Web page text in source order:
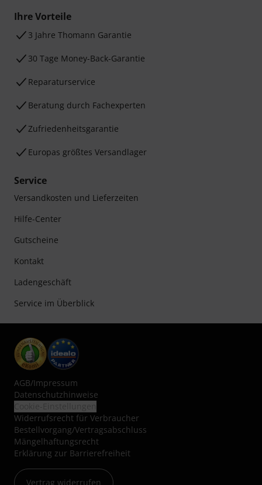
Ihre Vorteile
3 Jahre Thomann Garantie
30 Tage Money-Back-Garantie
Reparaturservice
Beratung durch Fachexperten
Zufriedenheitsgarantie
Europas größtes Versandlager
Service
Versandkosten und Lieferzeiten
Hilfe-Center
Gutscheine
Kontakt
Ladengeschäft
Service im Überblick
AGB/Impressum
Datenschutzhinweise
Widerrufsrecht für Verbraucher
Bestellvorgang/Vertragsabschluss
Mängelhaftungsrecht
Erklärung zur Barrierefreiheit
Vertrag widerrufen